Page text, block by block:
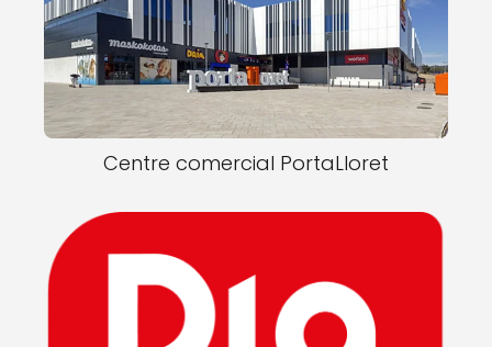
Centre comercial PortaLloret